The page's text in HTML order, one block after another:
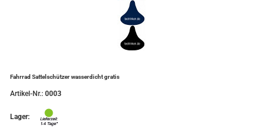
Rooibos Tee
Fahrrad Sattelschützer wasserdicht gratis
Artikel-Nr.: 0003
Lager: